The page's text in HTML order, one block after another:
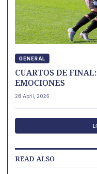
GENERAL
CUARTOS DE
EMOCIONES
28 Abril, 2026
READ ALSO